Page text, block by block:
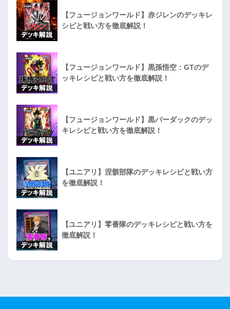
【フュージョンワールド】赤ジレンのデッキレ
シピと戦い方を徹底解説！
【フュージョンワールド】黒孫悟空：GTのデ
ッキレシピと戦い方を徹底解説！
【フュージョンワールド】黒バーダックのデッ
キレシピと戦い方を徹底解説！
【ユニアリ】涅骸部隊のデッキレシピと戦い方
を徹底解説！
【ユニアリ】零番隊のデッキレシピと戦い方を
徹底解説！